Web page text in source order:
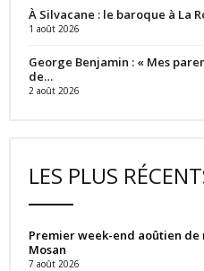
À Silvacane : le baroque à La
1 août 2026
George Benjamin : « Mes
de…
2 août 2026
LES PLUS
Premier week-end aoûtien de
Mosan
7 août 2026